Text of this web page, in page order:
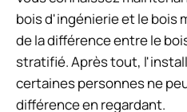
bois d'ingénierie et le bois
de la différence entre le
stratifié. Après tout,
certaines personnes ne
différence en regardant.